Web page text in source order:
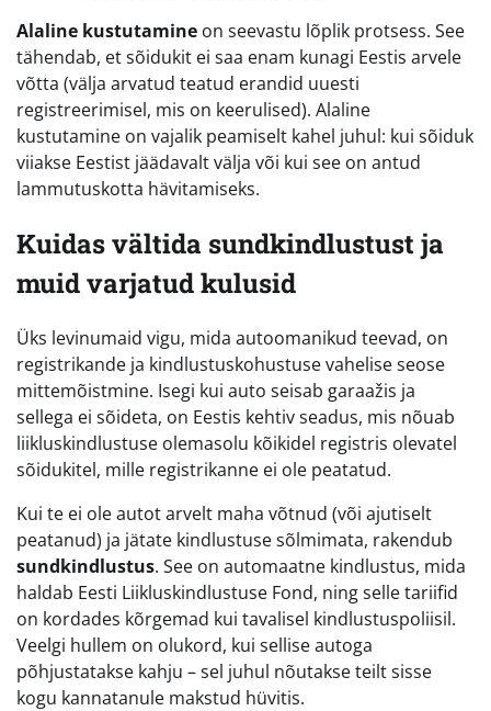
Alaline kustutamine on seevastu lõplik protsess. See
tähendab, et sõidukit ei saa enam kunagi Eestis arvele
võtta (välja arvatud teatud erandid uuesti
registreerimisel, mis on keerulised). Alaline
kustutamine on vajalik peamiselt kahel juhul: kui sõiduk
viiakse Eestist jäädavalt välja või kui see on antud
lammutuskotta hävitamiseks.
Kuidas vältida sundkindlustust ja
muid varjatud kulusid
Üks levinumaid vigu, mida autoomanikud teevad, on
registrikande ja kindlustuskohustuse vahelise seose
mittemõistmine. Isegi kui auto seisab garaažis ja
sellega ei sõideta, on Eestis kehtiv seadus, mis nõuab
liikluskindlustuse olemasolu kõikidel registris olevatel
sõidukitel, mille registrikanne ei ole peatatud.
Kui te ei ole autot arvelt maha võtnud (või ajutiselt
peatanud) ja jätate kindlustuse sõlmimata, rakendub
sundkindlustus. See on automaatne kindlustus, mida
haldab Eesti Liikluskindlustuse Fond, ning selle tariifid
on kordades kõrgemad kui tavalisel kindlustuspoliisil.
Veelgi hullem on olukord, kui sellise autoga
põhjustatakse kahju – sel juhul nõutakse teilt sisse
kogu kannatanule makstud hüvitis.